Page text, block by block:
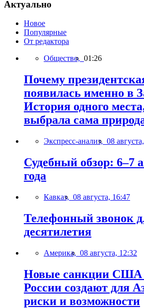
Актуально
Новое
Популярные
От редактора
Общество, 01:26
Почему
появилась именно в
История одного
выбрала сама
Экспресс-анализ, 08
Судебный обзор: 6–7
года
Кавказ, 08 августа, 16:47
Телефонный звонок
десятилетия
Америка, 08 августа, 12:32
Новые санкции США
России создают для
риски и возможности